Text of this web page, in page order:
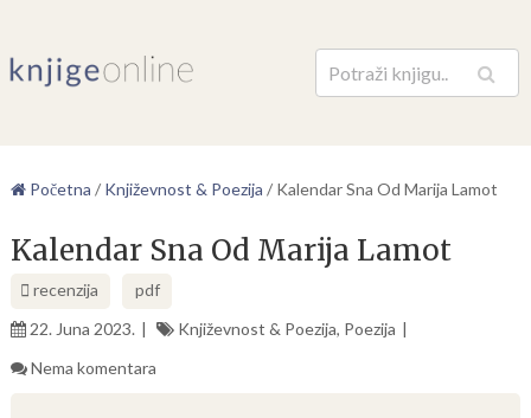
Pretraga
Početna / Književnost & Poezija / Kalendar Sna Od Marija Lamot
Kalendar Sna Od Marija Lamot
recenzija
pdf
22. Juna 2023.
Književnost & Poezija, Poezija
Nema komentara